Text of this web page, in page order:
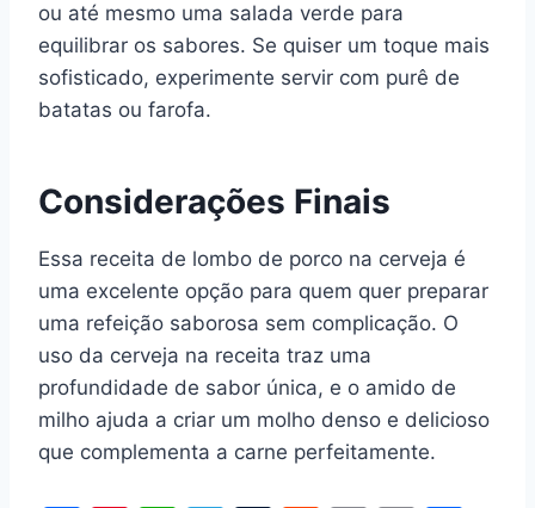
ou até mesmo uma salada verde para
equilibrar os sabores. Se quiser um toque mais
sofisticado, experimente servir com purê de
batatas ou farofa.
Considerações Finais
Essa receita de lombo de porco na cerveja é
uma excelente opção para quem quer preparar
uma refeição saborosa sem complicação. O
uso da cerveja na receita traz uma
profundidade de sabor única, e o amido de
milho ajuda a criar um molho denso e delicioso
que complementa a carne perfeitamente.